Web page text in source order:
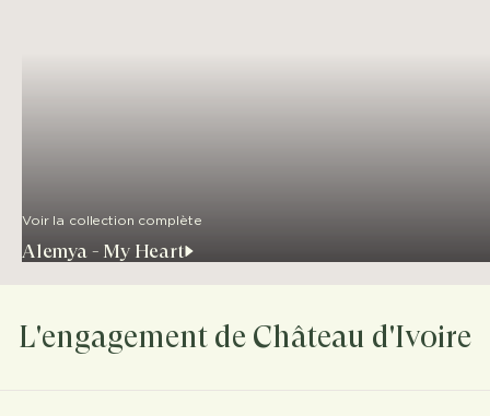
Voir la collection complète
Alemya - My Heart
L'engagement de Château d'Ivoire